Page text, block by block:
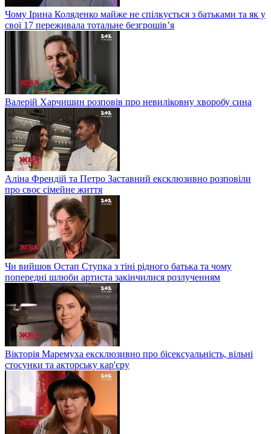
Чому Ірина Коляденко майже не спілкується з батьками та як у
свої 17 переживала тотальне безгрошів’я
Валерій Харчишин розповів про невиліковну хворобу сина
Аліна Френдій та Петро Заставний ексклюзивно розповіли
про своє сімейне життя
Чи вийшов Остап Ступка з тіні рідного батька та чому
попередні шлюби артиста закінчилися розлученням
Вікторія Маремуха ексклюзивно про бісексуальність, вільні
стосунки та акторську кар'єру